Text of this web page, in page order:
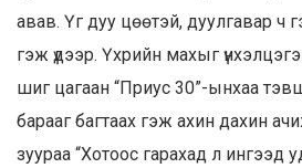
авав. Үг дуу цөөтэй, дуулгавар ч
гэж үдээр. Үхрийн махыг
шиг цагаан “Приус 30”-ынхаа
барааг багтаах гэж ахин дахин
зуураа “Хотоос гарахад л ингээд